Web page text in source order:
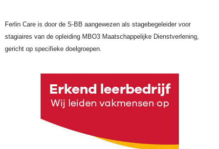
Ferlin Care is door de S-BB aangewezen als stagebegeleider voor
stagiaires van de opleiding MBO3 Maatschappelijke Dienstverlening,
gericht op specifieke doelgroepen.